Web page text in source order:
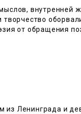
внутренней
от обращения
из Ленинграда и